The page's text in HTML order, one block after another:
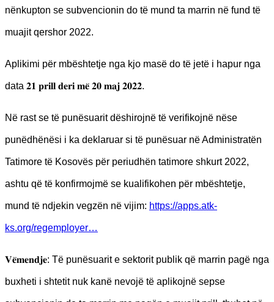
nënkupton se subvencionin do të mund ta marrin në fund të
muajit qershor 2022.
Aplikimi për mbështetje nga kjo masë do të jetë i hapur nga
data 𝟐𝟏 𝐩𝐫𝐢𝐥𝐥 𝐝𝐞𝐫𝐢 𝐦𝐞̈ 𝟐𝟎 𝐦𝐚𝐣 𝟐𝟎𝟐𝟐.
Në rast se të punësuarit dëshirojnë të verifikojnë nëse
punëdhënësi i ka deklaruar si të punësuar në Administratën
Tatimore të Kosovës për periudhën tatimore shkurt 2022,
ashtu që të konfirmojmë se kualifikohen për mbështetje,
mund të ndjekin vegzën në vijim: https://apps.atk-
ks.org/regemployer…
𝐕𝐞̈𝐦𝐞𝐧𝐝𝐣𝐞: Të punësuarit e sektorit publik që marrin pagë nga
buxheti i shtetit nuk kanë nevojë të aplikojnë sepse